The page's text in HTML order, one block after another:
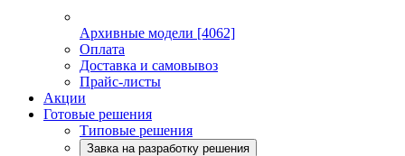
Архивные модели [4062]
Оплата
Доставка и самовывоз
Прайс-листы
Акции
Готовые решения
Типовые решения
Завка на разработку решения